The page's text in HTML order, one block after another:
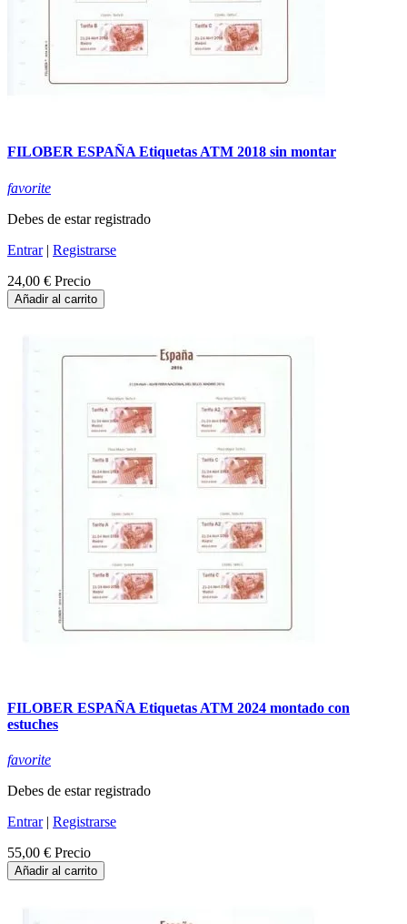
FILOBER ESPAÑA Etiquetas ATM 2018 sin montar
favorite
Debes de estar registrado
Entrar| Registrarse
24,00 € Precio
Añadir al carrito
FILOBER ESPAÑA Etiquetas ATM 2024 montado con
estuches
favorite
Debes de estar registrado
Entrar| Registrarse
55,00 € Precio
Añadir al carrito